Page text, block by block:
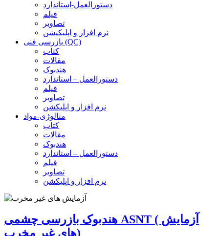
دستورالعمل-استاندارد
فیلم
تصاویر
نرم افزار و اپلیکیشن
بازرسی فنی (QC)
کتاب
مقالات
هندبوک
دستورالعمل – استاندارد
فیلم
تصاویر
نرم افزار و اپلیکشن
متالوژی-مواد
کتاب
مقالات
هندبوک
دستورالعمل – استاندارد
فیلم
تصاویر
نرم افزار و اپلیکشن
هندبوک بازرسی چشمی ASNT ( آزمایش
های غیر مخرب)